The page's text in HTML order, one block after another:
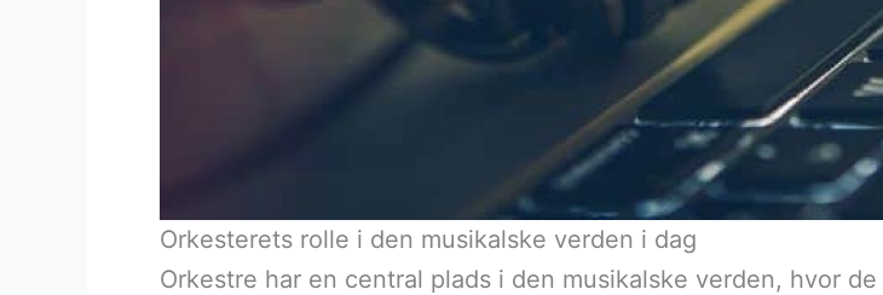
Orkesterets rolle i den musikalske verden i dag
Orkestre har en central plads i den musikalske verden, hvor